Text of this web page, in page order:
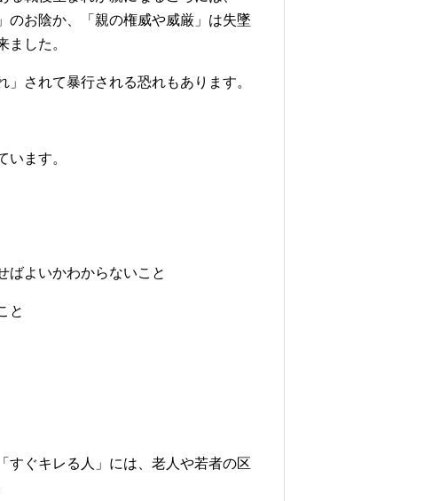
のお陰か、「親の権威や威厳」は失墜
ました。
されて暴行される恐れもあります。
ます。
よいかわからないこと
と
すぐキレる人」には、老人や若者の区